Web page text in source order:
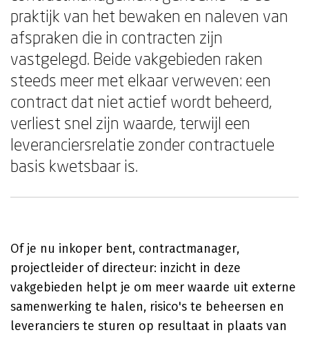
praktijk van het bewaken en naleven van
afspraken die in contracten zijn
vastgelegd. Beide vakgebieden raken
steeds meer met elkaar verweven: een
contract dat niet actief wordt beheerd,
verliest snel zijn waarde, terwijl een
leveranciersrelatie zonder contractuele
basis kwetsbaar is.
Of je nu inkoper bent, contractmanager,
projectleider of directeur: inzicht in deze
vakgebieden helpt je om meer waarde uit externe
samenwerking te halen, risico's te beheersen en
leveranciers te sturen op resultaat in plaats van